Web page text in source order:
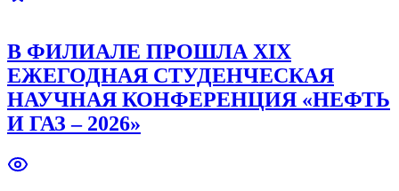
В ФИЛИАЛЕ ПРОШЛА XIX
ЕЖЕГОДНАЯ СТУДЕНЧЕСКАЯ
НАУЧНАЯ КОНФЕРЕНЦИЯ «НЕФТЬ
И ГАЗ – 2026»